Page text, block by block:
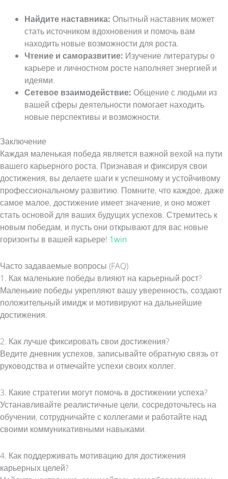
Найдите наставника: Опытный наставник может
стать источником вдохновения и помочь вам
находить новые возможности для роста.
Чтение и саморазвитие: Изучение литературы о
карьере и личностном росте наполняет энергией и
идеями.
Сетевое взаимодействие: Общение с людьми из
вашей сферы деятельности помогает находить
новые перспективы и возможности.
Заключение
Каждая маленькая победа является важной вехой на пути
вашего карьерного роста. Признавая и фиксируя свои
достижения, вы делаете шаги к успешному и устойчивому
профессиональному развитию. Помните, что каждое, даже
самое малое, достижение имеет значение, и оно может
стать основой для ваших будущих успехов. Стремитесь к
новым победам, и пусть они открывают для вас новые
горизонты в вашей карьере! 1win
Часто задаваемые вопросы (FAQ)
1. Как маленькие победы влияют на карьерный рост?
Маленькие победы укрепляют вашу уверенность, создают
положительный имидж и мотивируют на дальнейшие
достижения.
2. Как лучше фиксировать свои достижения?
Ведите дневник успехов, записывайте обратную связь от
руководства и отмечайте успехи своих коллег.
3. Какие стратегии могут помочь в достижении успеха?
Устанавливайте реалистичные цели, сосредоточьтесь на
обучении, сотрудничайте с коллегами и работайте над
своими коммуникативными навыками.
4. Как поддерживать мотивацию для достижения
карьерных целей?